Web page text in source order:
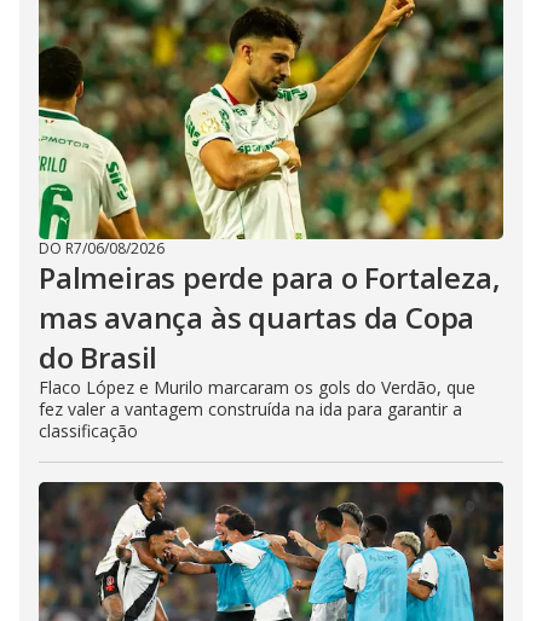
DO R7/06/08/2026
Palmeiras perde para o Fortaleza,
mas avança às quartas da Copa
do Brasil
Flaco López e Murilo marcaram os gols do Verdão, que
fez valer a vantagem construída na ida para garantir a
classificação